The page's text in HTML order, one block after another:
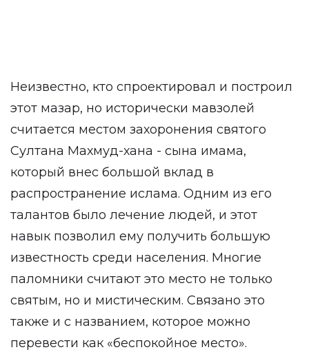
Неизвестно, кто спроектировал и построил
этот мазар, но исторически мавзолей
считается местом захоронения святого
Султана Махмуд-хана - сына имама,
который внес большой вклад в
распространение ислама. Одним из его
талантов было лечение людей, и этот
навык позволил ему получить большую
известность среди населения. Многие
паломники считают это место не только
святым, но и мистическим. Связано это
также и с названием, которое можно
перевести как «беспокойное место».